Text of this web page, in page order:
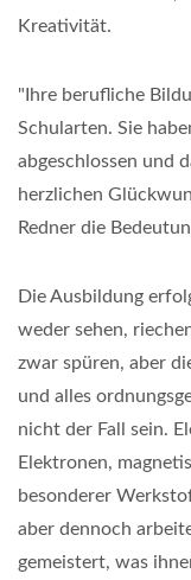
Kreativität.
"Ihre berufliche
Schularten. Sie
abgeschlossen und
herzlichen
Redner die
Die Ausbildung
weder sehen,
zwar spüren, aber
und alles
nicht der Fall sein.
Elektronen,
besonderer
aber dennoch
gemeistert, was